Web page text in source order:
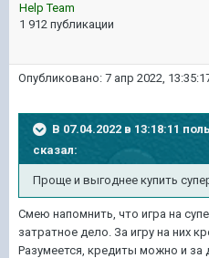
Help Team
1 912 публикации
Опубликовано: 7 апр 2022,
В 07.04.2022 в 13:18:11
сказал:
Проще и выгоднее купить
Смею напомнить, что игра на
затратное дело. За игру на них
Разумеется, кредиты можно и за